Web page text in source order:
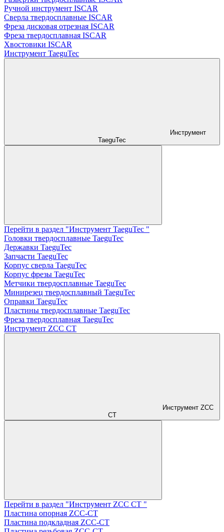
Ручной инструмент ISCAR
Сверла твердосплавные ISCAR
Фреза дисковая отрезная ISCAR
Фреза твердосплавная ISCAR
Хвостовики ISCAR
Инструмент TaeguTec
Инструмент
TaeguTec
Перейти в раздел "Инструмент TaeguTec "
Головки твердосплавные TaeguTec
Державки TaeguTec
Запчасти TaeguTec
Корпус сверла TaeguTec
Корпус фрезы TaeguTec
Метчики твердосплавные TaeguTec
Минирезец твердосплавный TaeguTec
Оправки TaeguTec
Пластины твердосплавные TaeguTec
Фреза твердосплавная TaeguTec
Инструмент ZCС CT
Инструмент ZCС
CT
Перейти в раздел "Инструмент ZCС CT "
Пластина опорная ZCC-CT
Пластина подкладная ZCC-CT